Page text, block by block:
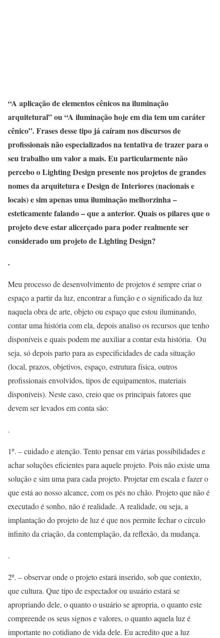
“A aplicação de elementos cênicos na iluminação
arquitetural” ou “A iluminação hoje em dia tem um caráter
cênico”. Frases desse tipo já caíram nos discursos de
profissionais não especializados na tentativa de trazer para o
seu trabalho um valor a mais. Eu particularmente não
percebo o Lighting Design presente nos projetos de grandes
nomes da arquitetura e Design de Interiores (nacionais e
locais) e sim apenas uma iluminação melhorzinha –
esteticamente falando – que a anterior. Quais os pilares que o
projeto deve estar alicerçado para poder realmente ser
considerado um projeto de Lighting Design?
.
Meu processo de desenvolvimento de projetos é sempre criar o
espaço a partir da luz, encontrar a função e o significado da luz
naquela obra de arte, objeto ou espaço que estou iluminando,
contar uma história com ela, depois analiso os recursos que tenho
disponíveis e quais podem me auxiliar a contar esta história. Ou
seja, só depois parto para as especificidades de cada situação
(local, prazos, objetivos, espaço, estrutura física, outros
profissionais envolvidos, tipos de equipamentos, materiais
disponíveis). Neste caso, creio que os principais fatores que
devem ser levados em conta são:
.
1º. – cuidado e atenção. Tento pensar em várias possibilidades e
achar soluções eficientes para aquele projeto. Pois não existe uma
solução e sim uma para cada projeto. Projetar em escala e fazer o
que está ao nosso alcance, com os pés no chão. Projeto que não é
executado é sonho, não é realidade. A realidade, ou seja, a
implantação do projeto de luz é que nos permite fechar o círculo
infinito da criação, da contemplação, da reflexão, da mudança.
.
2º. – observar onde o projeto estará inserido, sob que contexto,
que cultura. Que tipo de espectador ou usuário estará se
apropriando dele, o quanto o usuário se apropria, o quanto este
compreende os seus signos e valores, o quanto aquela luz é
importante no cotidiano de vida dele. Eu acredito que a luz